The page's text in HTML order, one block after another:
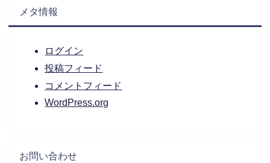
メタ情報
ログイン
投稿フィード
コメントフィード
WordPress.org
お問い合わせ